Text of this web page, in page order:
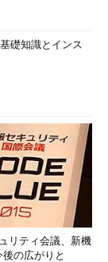
礎知識とインス
リティ会議、新機
の広がりと